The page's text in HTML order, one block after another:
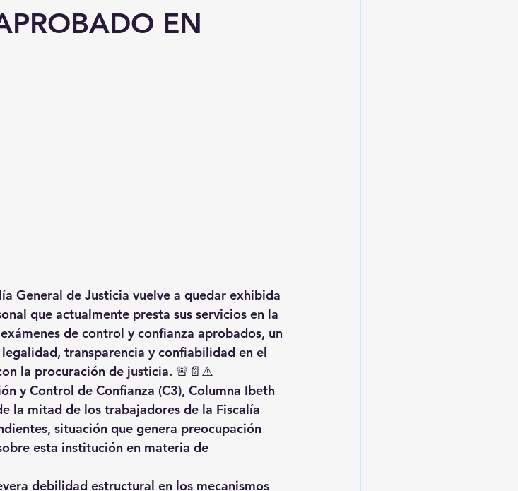
EN
General de Justicia vuelve a quedar exhibida
que actualmente presta sus servicios en la
de control y confianza aprobados, un
transparencia y confiabilidad en el
la procuración de justicia. 🚨📄⚠️
y Control de Confianza (C3), Columna Ibeth
la mitad de los trabajadores de la Fiscalía
situación que genera preocupación
esta institución en materia de
debilidad estructural en los mecanismos